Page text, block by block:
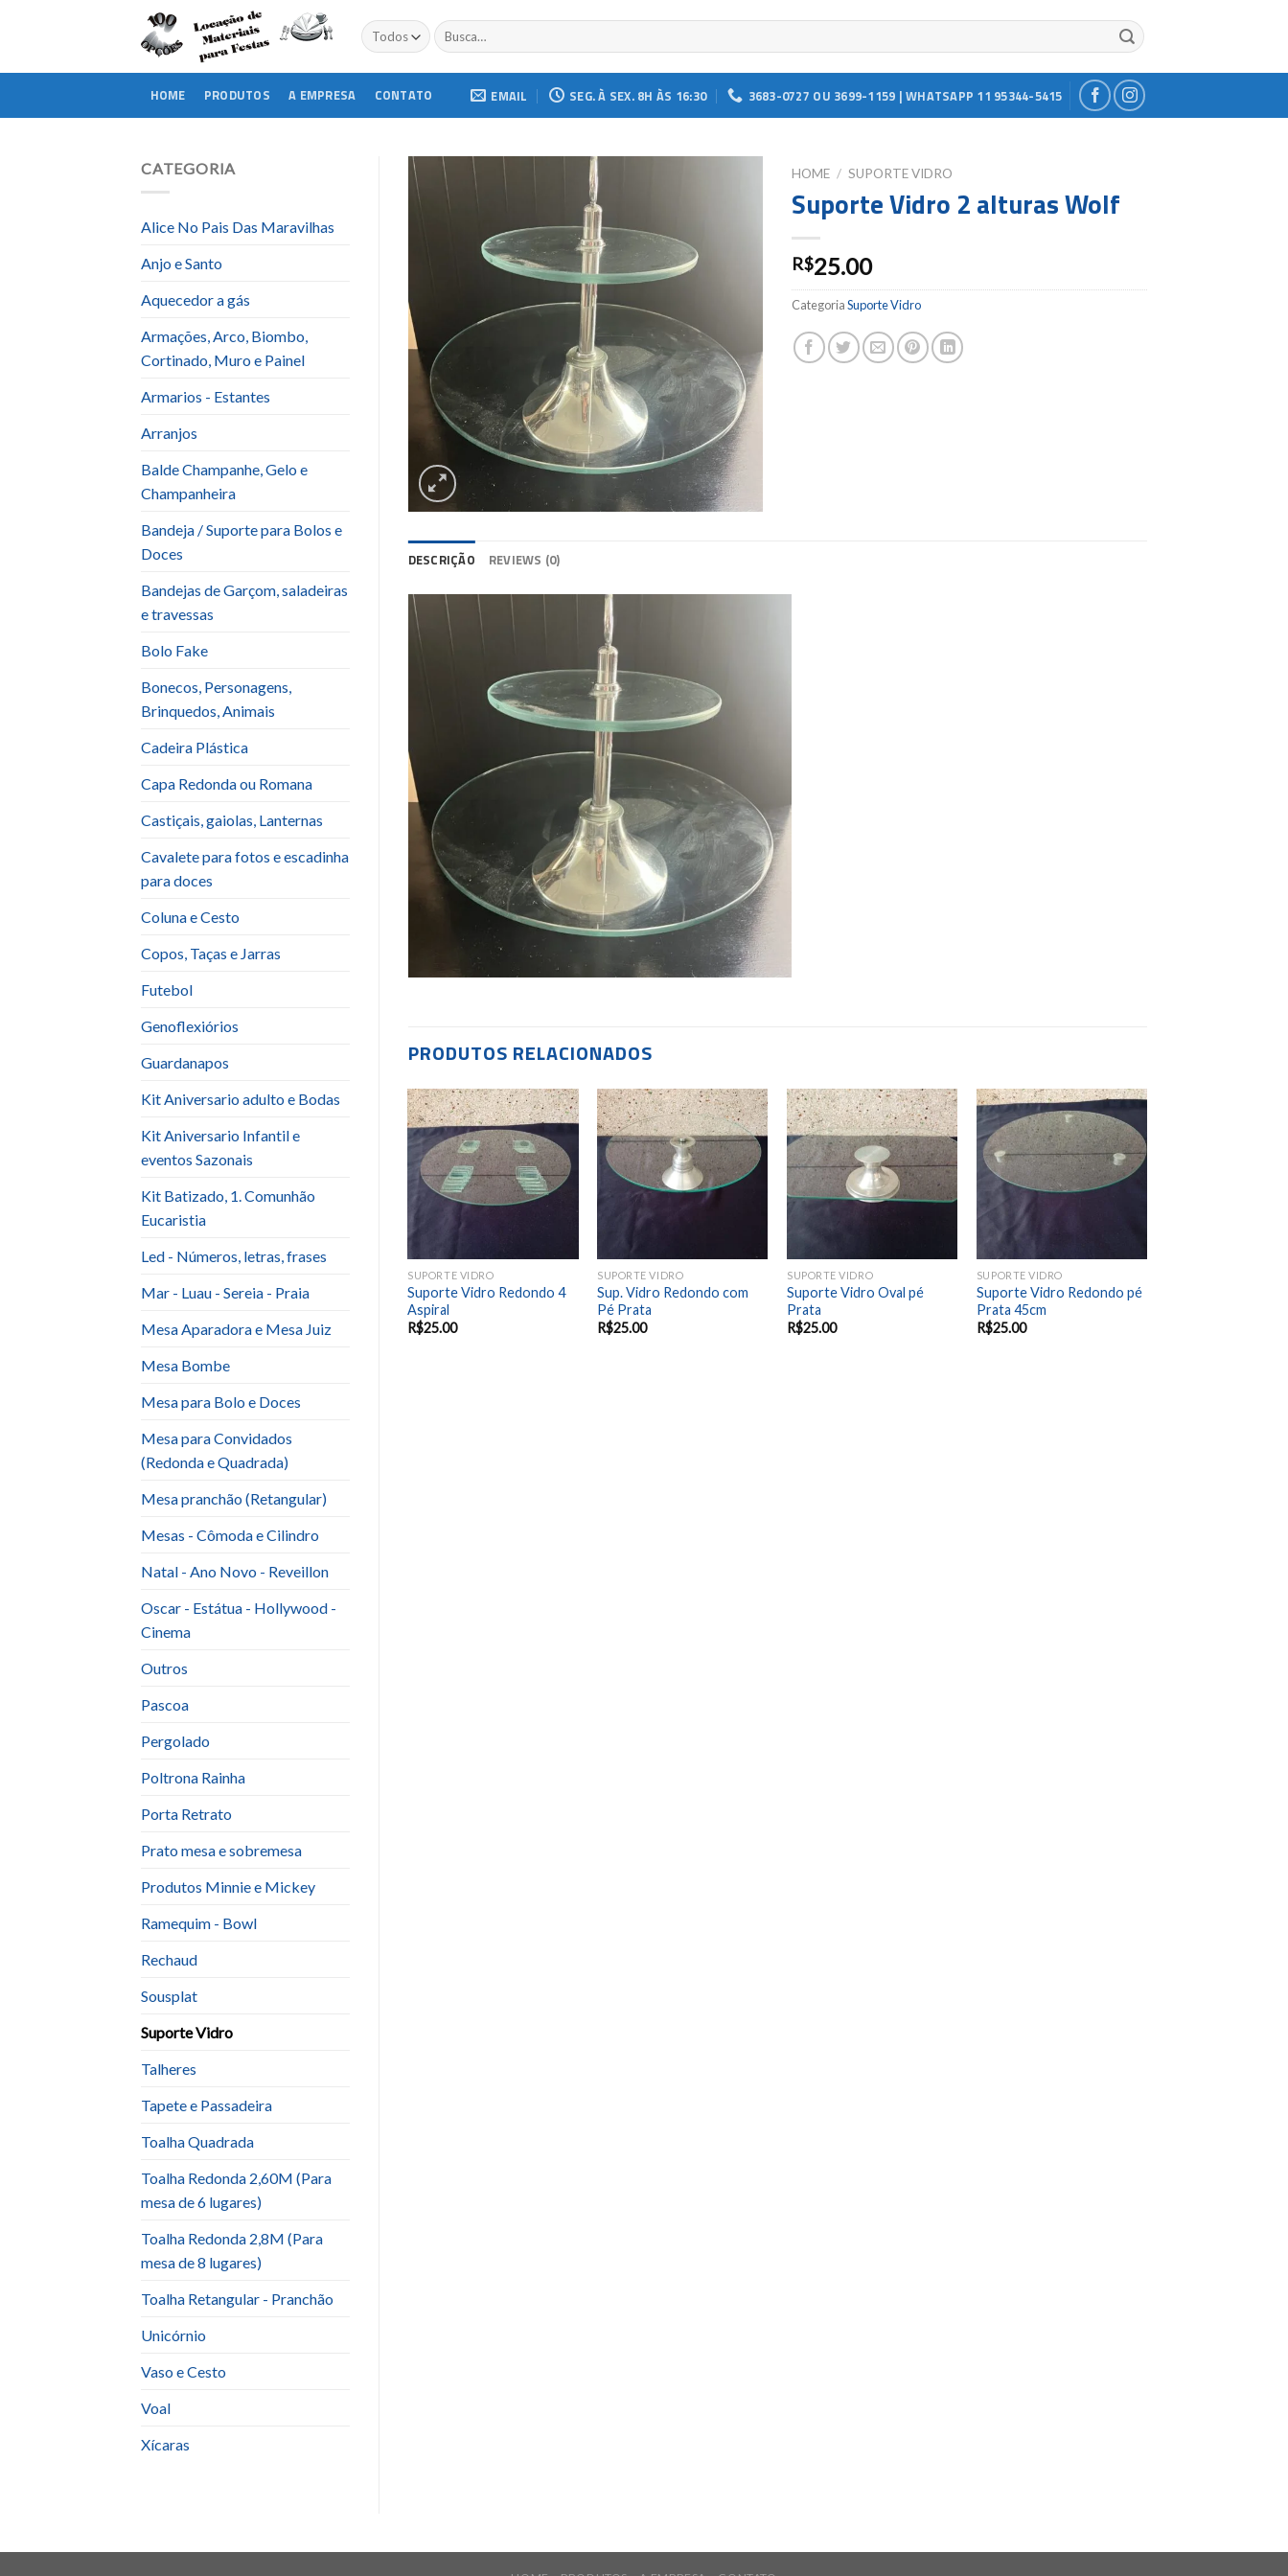
Buscar
por:
HOME PRODUTOS A EMPRESA CONTATO EMAIL SEG. À SEX. 8H ÀS 16:30 3683-0727 OU 3699-1159 | WHATSAPP 11 95344-5415
CATEGORIA
Alice No Pais Das Maravilhas
Anjo e Santo
Aquecedor a gás
Armações, Arco, Biombo,
Cortinado, Muro e Painel
Armarios - Estantes
Arranjos
Balde Champanhe, Gelo e
Champanheira
Bandeja / Suporte para Bolos e
Doces
Bandejas de Garçom, saladeiras
e travessas
Bolo Fake
Bonecos, Personagens,
Brinquedos, Animais
Cadeira Plástica
Capa Redonda ou Romana
Castiçais, gaiolas, Lanternas
Cavalete para fotos e escadinha
para doces
Coluna e Cesto
Copos, Taças e Jarras
Futebol
Genoflexiórios
Guardanapos
Kit Aniversario adulto e Bodas
Kit Aniversario Infantil e
eventos Sazonais
Kit Batizado, 1. Comunhão
Eucaristia
Led - Números, letras, frases
Mar - Luau - Sereia - Praia
Mesa Aparadora e Mesa Juiz
Mesa Bombe
Mesa para Bolo e Doces
Mesa para Convidados
(Redonda e Quadrada)
Mesa pranchão (Retangular)
Mesas - Cômoda e Cilindro
Natal - Ano Novo - Reveillon
Oscar - Estátua - Hollywood -
Cinema
Outros
Pascoa
Pergolado
Poltrona Rainha
Porta Retrato
Prato mesa e sobremesa
Produtos Minnie e Mickey
Ramequim - Bowl
Rechaud
Sousplat
Suporte Vidro
Talheres
Tapete e Passadeira
Toalha Quadrada
Toalha Redonda 2,60M (Para
mesa de 6 lugares)
Toalha Redonda 2,8M (Para
mesa de 8 lugares)
Toalha Retangular - Pranchão
Unicórnio
Vaso e Cesto
Voal
Xícaras
HOME / SUPORTE VIDRO
Suporte Vidro 2 alturas Wolf
R$25.00
CategoriaSuporte Vidro
DESCRIÇÃO REVIEWS (0)
PRODUTOS RELACIONADOS
Add to
wishlist
SUPORTE VIDRO
Suporte Vidro Redondo 4
Aspiral
R$25.00
Add to
wishlist
SUPORTE VIDRO
Sup. Vidro Redondo com
Pé Prata
R$25.00
Add to
wishlist
SUPORTE VIDRO
Suporte Vidro Oval pé
Prata
R$25.00
Add to
wishlist
SUPORTE VIDRO
Suporte Vidro Redondo pé
Prata 45cm
R$25.00
Add to
wishlist
Suporte Vidro Aspiral Baixa
Suporte Vidro Quadrado
R$25.00